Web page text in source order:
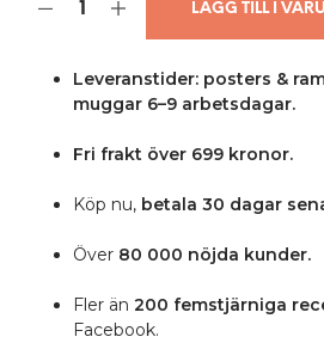
LÄGG TILL I
Leveranstider: posters &
muggar 6–9 arbetsdagar.
Fri frakt över 699 kronor.
Köp nu,betala 30 dagar
Över 80 000 nöjda kunder.
Fler än 200 femstjärniga
Facebook.